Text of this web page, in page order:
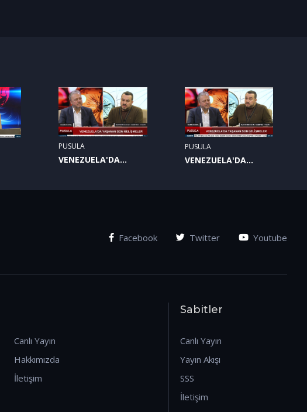
PUSULA
VENEZUELA'DA
PUSULA
VENEZUELA'DA
Facebook Twitter Youtube
Canlı Yayın
Hakkımızda
İletişim
Sabitler
Canlı Yayın
Yayın Akışı
SSS
İletişim